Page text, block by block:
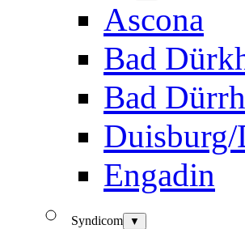
Ascona
Bad
Bad
Duisburg/
Engadin
Syndicom ▼